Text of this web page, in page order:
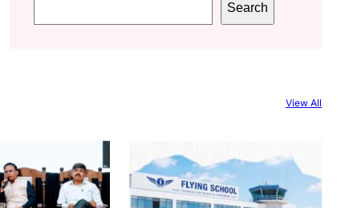
e
Search
View All